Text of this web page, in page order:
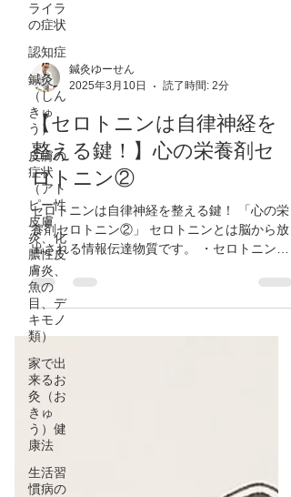
ライラ
の症状
認知症
鍼灸
（しん
きゅ
う）
皮膚の
症状
（アト
ピー性
皮膚
炎、化
膿性皮
膚炎、
魚の
目、デ
キモノ
類）
家で出
来るお
灸（お
きゅ
う）健
康法
生活習
慣病の
2025年3月10日
読了時間: 2分
【セロトニンは自律神経を
整える鍵！】心の栄養剤セ
ロトニン②
セロトニンは自律神経を整える鍵！ 「心の栄
養剤セロトニン②」 セロトニンとは脳から放
出される情報伝達物質です。 ・セロトニンの
働き セロトニンは脳内から心身の元気や平常
心を保つ為の物質を放出します。つまりセロ
トニンは心と体のバランスを調節する役割を
担っています。...